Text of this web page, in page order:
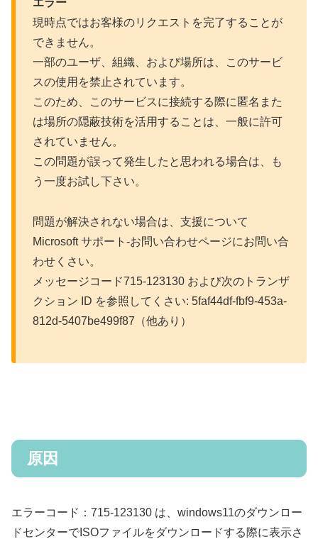
エラー
現時点ではお客様のリクエストを完了することが
できません。
一部のユーザ、組織、および場所は、このサービ
スの使用を禁止されています。
このため、このサービスに接続する際に匿名また
は場所の隠蔽技術を活用することは、一般に許可
されていません。
この問題が誤って発生したと思われる場合は、も
う一度お試し下さい。
問題が解決されない場合は、支援について
Microsoft サポート-お問い合わせページにお問い合
わせくさい。
メッセージコード715-123130 および次のトランザ
クション ID を参照してくさい: 5faf44df-fbf9-453a-
812d-5407be499f87（他あり）
原因
エラーコード：715-123130 は、windows11のダウンロー
ドセンターでISOファイルをダウンロードする際に表示さ